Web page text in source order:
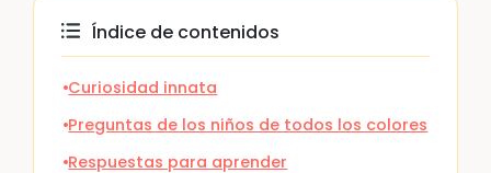
Índice de contenidos
Curiosidad innata
Preguntas de los niños de todos los colores
Respuestas para aprender